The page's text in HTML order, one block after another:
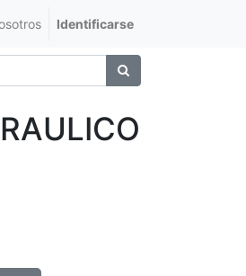
Identificarse